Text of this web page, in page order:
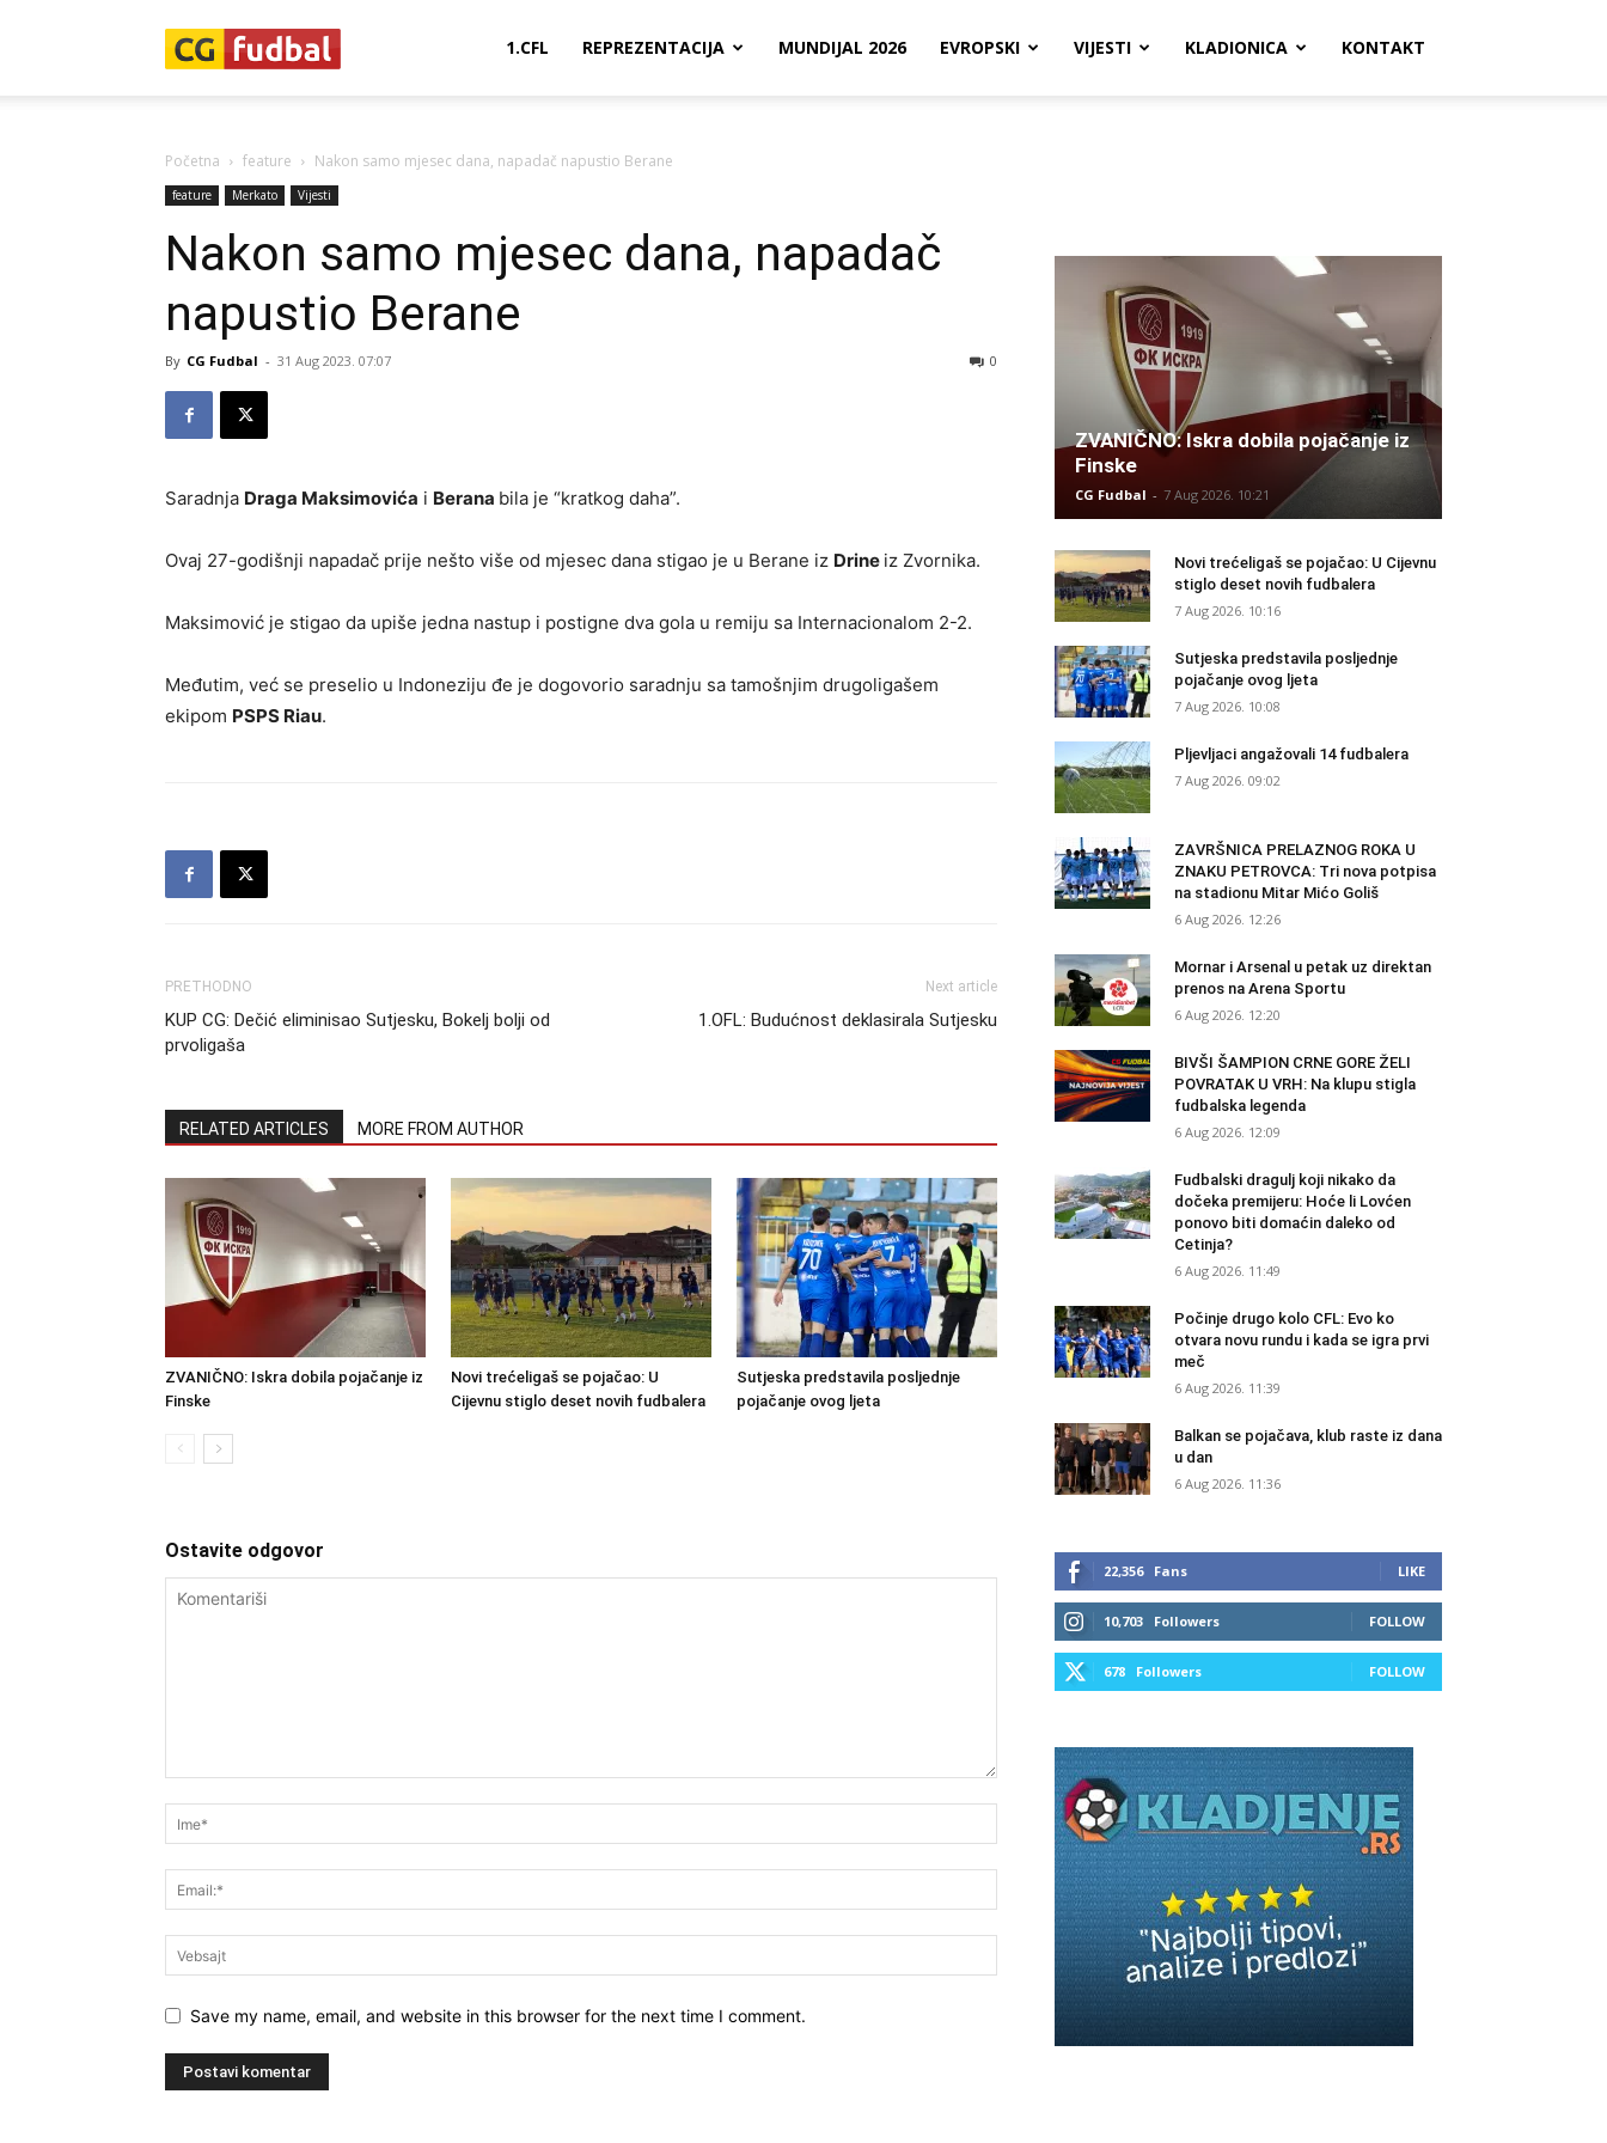
1.CFL REPREZENTACIJA MUNDIJAL 2026 EVROPSKI VIJESTI KLADIONICA KONTAKT
Početna feature Nakon samo mjesec dana, napadač napustio Berane
feature Merkato Vijesti
Nakon samo mjesec dana, napadač
napustio Berane
By CG Fudbal - 31 Aug 2023. 07:07 0
Saradnja Draga Maksimovića i Berana bila je “kratkog daha”.
Ovaj 27-godišnji napadač prije nešto više od mjesec dana stigao je u Berane iz Drine iz Zvornika.
Maksimović je stigao da upiše jedna nastup i postigne dva gola u remiju sa Internacionalom 2-2.
Međutim, već se preselio u Indoneziju đe je dogovorio saradnju sa tamošnjim drugoligašem
ekipom PSPS Riau.
PRETHODNO
KUP CG: Dečić eliminisao Sutjesku, Bokelj bolji od
prvoligaša
Next article
1.OFL: Budućnost deklasirala Sutjesku
RELATED ARTICLES MORE FROM AUTHOR
ZVANIČNO: Iskra dobila pojačanje iz
Finske
Novi trećeligaš se pojačao: U
Cijevnu stiglo deset novih fudbalera
Sutjeska predstavila posljednje
pojačanje ovog ljeta
Ostavite odgovor
Save my name, email, and website in this browser for the next time I comment.
ZVANIČNO: Iskra dobila pojačanje iz
Finske
CG Fudbal - 7 Aug 2026. 10:21
Novi trećeligaš se pojačao: U Cijevnu
stiglo deset novih fudbalera
7 Aug 2026. 10:16
Sutjeska predstavila posljednje
pojačanje ovog ljeta
7 Aug 2026. 10:08
Pljevljaci angažovali 14 fudbalera
7 Aug 2026. 09:02
ZAVRŠNICA PRELAZNOG ROKA U
ZNAKU PETROVCA: Tri nova potpisa
na stadionu Mitar Mićo Goliš
6 Aug 2026. 12:26
Mornar i Arsenal u petak uz direktan
prenos na Arena Sportu
6 Aug 2026. 12:20
BIVŠI ŠAMPION CRNE GORE ŽELI
POVRATAK U VRH: Na klupu stigla
fudbalska legenda
6 Aug 2026. 12:09
Fudbalski dragulj koji nikako da
dočeka premijeru: Hoće li Lovćen
ponovo biti domaćin daleko od
Cetinja?
6 Aug 2026. 11:49
Počinje drugo kolo CFL: Evo ko
otvara novu rundu i kada se igra prvi
meč
6 Aug 2026. 11:39
Balkan se pojačava, klub raste iz dana
u dan
6 Aug 2026. 11:36
22,356 Fans LIKE
10,703 Followers FOLLOW
678 Followers FOLLOW